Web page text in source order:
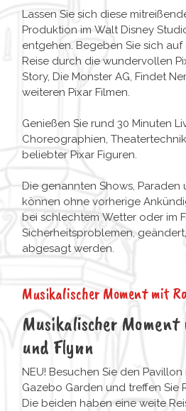
Lassen Sie sich diese
Produktion im Walt Disney
entgehen. Begeben Sie sich auf
Reise durch die wundervollen
Story, Die Monster AG, Findet
weiteren Pixar Filmen.
Genießen Sie rund 30 Minuten
Choreographien,
beliebter Pixar Figuren.
Die genannten Shows, Paraden
können ohne vorherige
bei schlechtem Wetter oder im
Sicherheitsproblemen,
abgesagt werden.
Musikalischer Moment mit
Musikalischer
und Flynn
NEU! Besuchen Sie den
Gazebo Garden und treffen Sie
Die beiden haben eine weite